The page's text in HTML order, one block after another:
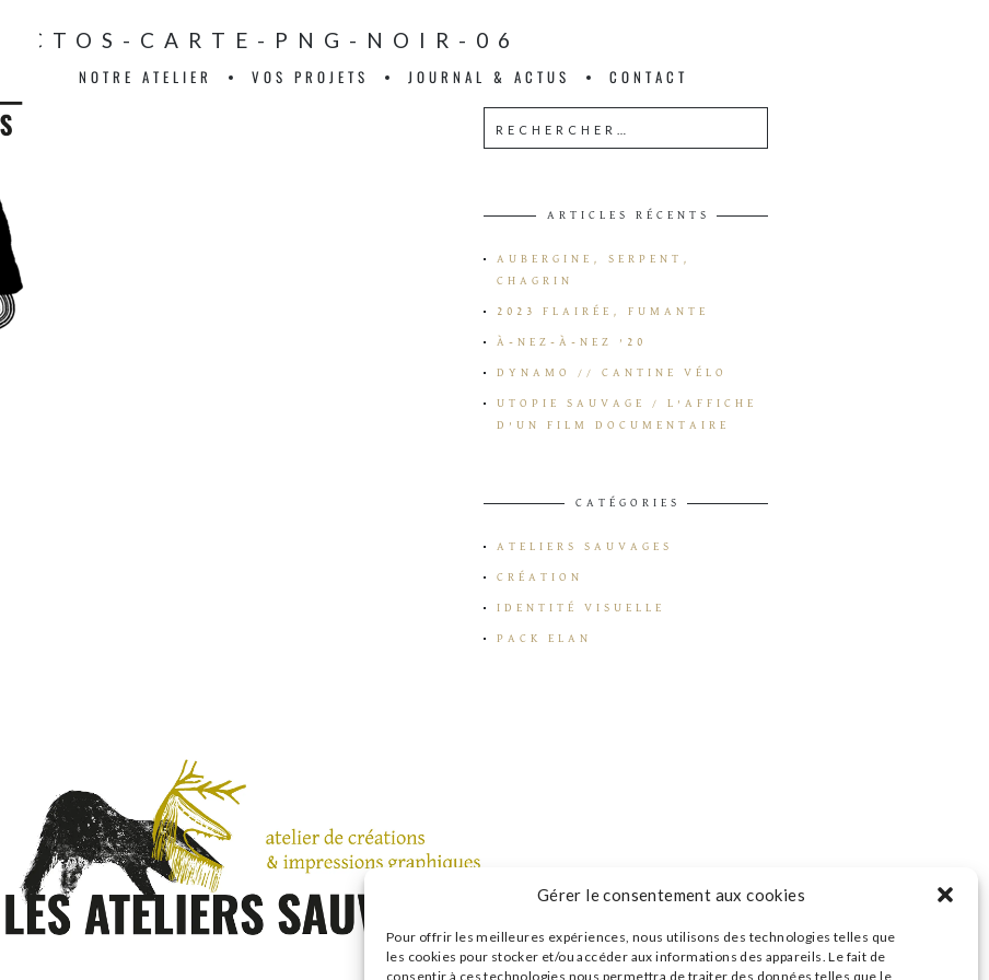
Gérer le consentement aux cookies
Pour offrir les meilleures expériences, nous utilisons des technologies telles que
les cookies pour stocker et/ou accéder aux informations des appareils. Le fait de
consentir à ces technologies nous permettra de traiter des données telles que le
NOTRE ATELIER VOS PROJETS JOURNAL & ACTUS CONTACT
PICTOS-CARTE-PNG-NOIR-06
ARTICLES RÉCENTS
AUBERGINE, SERPENT,
CHAGRIN
2023 FLAIRÉE, FUMANTE
À-NEZ-À-NEZ ’20
DYNAMO // CANTINE VÉLO
UTOPIE SAUVAGE / L’AFFICHE
D’UN FILM DOCUMENTAIRE
CATÉGORIES
ATELIERS SAUVAGES
CRÉATION
IDENTITÉ VISUELLE
PACK ELAN